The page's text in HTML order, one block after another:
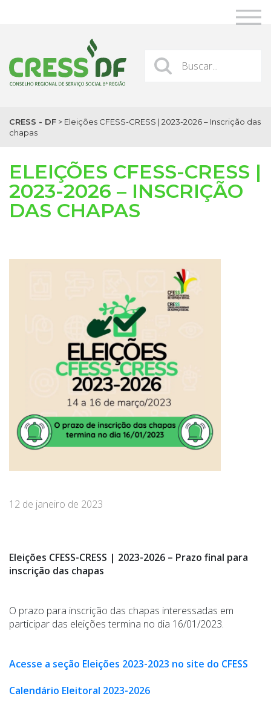
CRESS - DF > Eleições CFESS-CRESS | 2023-2026 – Inscrição das
chapas
ELEIÇÕES CFESS-CRESS |
2023-2026 – INSCRIÇÃO
DAS CHAPAS
12 de janeiro de 2023
Eleições CFESS-CRESS | 2023-2026 – Prazo final para
inscrição das chapas
O prazo para inscrição das chapas interessadas em
participar das eleições termina no dia 16/01/2023.
Acesse a seção Eleições 2023-2023 no site do CFESS
Calendário Eleitoral 2023-2026